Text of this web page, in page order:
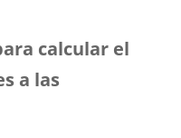
calcular el
a las